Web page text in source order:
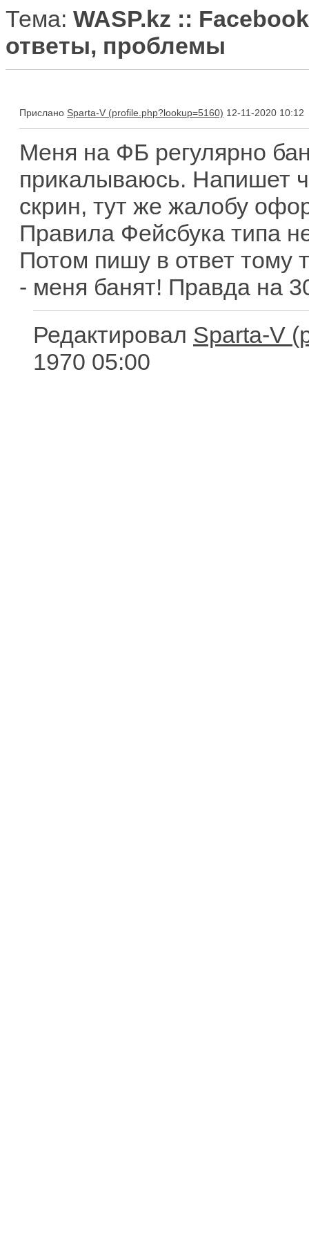
Тема: WASP.kz ::
ответы, проблемы
Прислано Sparta-V 12-11-2020 10:12
Меня на ФБ регулярно
прикалываюсь. Напишет
скрин, тут же жалобу
Правила Фейсбука типа
Потом пишу в ответ тому
- меня банят! Правда на
Редактировал Sparta-V
1970 05:00